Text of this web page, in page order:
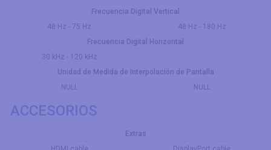
Frecuencia Digital Vertical
48 Hz - 75 Hz
48 Hz - 180 Hz
Frecuencia Digital Horizontal
30 kHz - 120 kHz
Unidad de Medida de Interpolación de Pantalla
NULL
NULL
ACCESORIOS
Extras